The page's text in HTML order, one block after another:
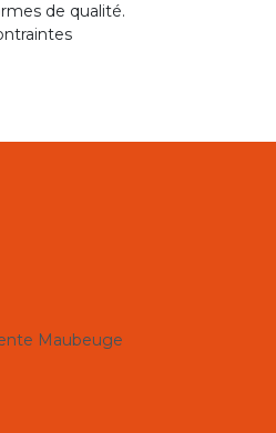
de qualité.
Maubeuge